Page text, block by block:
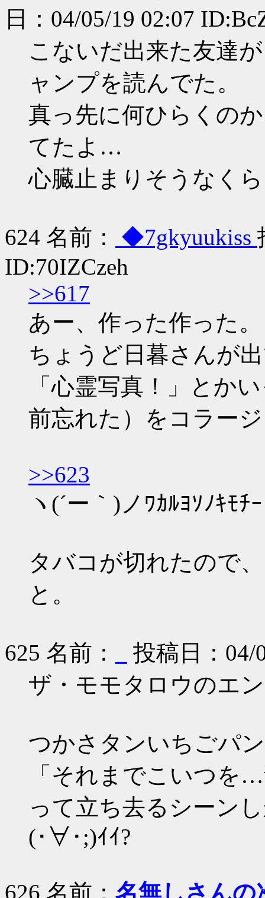
日：04/05/19 02:07
こないだ出来た友達
ャンプを読んでた。
真っ先に何ひらくの
てたよ…
心臓止まりそうなく
624 名前： ◆7gkyuukiss
ID:70IZCzeh
>>617
あー、作った作った。
ちょうど日暮さんが
「心霊写真！」とか
前忘れた）をコラー
>>623
ヽ(´ー｀)ノﾜｶﾙﾖｿﾉｷﾓﾁｰ
タバコが切れたので
と。
625 名前：
投稿日：04/
ザ・モモタロウのエ
つかさタンいちごパ
「それまでこいつを
って立ち去るシーン
(･∀･;)ｲｲ?
626 名前： 名無しさんの